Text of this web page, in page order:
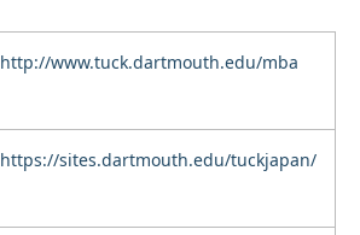
http://www.tuck.dartmouth.edu/mba
https://sites.dartmouth.edu/tuckjapan/